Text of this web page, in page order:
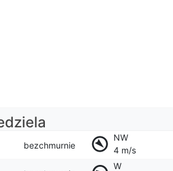
bezchmurnie
NW
4 m/s
W